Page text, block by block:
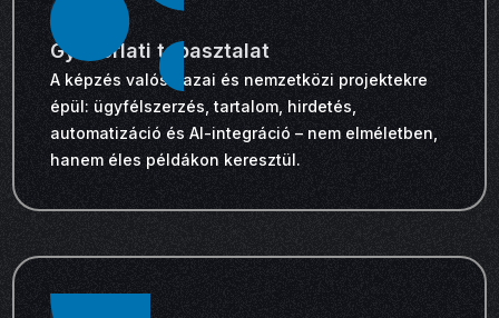
Gyakorlati tapasztalat
A képzés valós hazai és nemzetközi projektekre
épül: ügyfélszerzés, tartalom, hirdetés,
automatizáció és AI-integráció – nem elméletben,
hanem éles példákon keresztül.